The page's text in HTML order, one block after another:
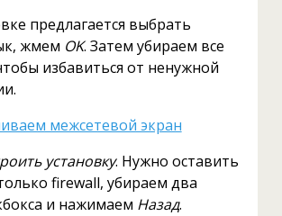
предлагается выбрать
жмем OK. Затем убираем все
избавиться от ненужной
установку. Нужно оставить
firewall, убираем два
и нажимаем Назад.